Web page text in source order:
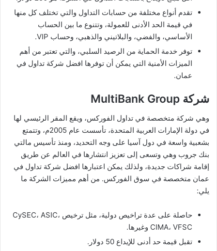
تقدم أنواع مختلفة من حسابات التداول والتي تختلف كل منها
في قيمة الحد الأدنى للعمولة، وتتنوع ما بين الحساب
الأساسي، والفضي، والبلاتيني والذهبي، وحساب VIP.
توفر خدمة الحماية من الرصيد السلبي، والتي تعتبر من أهم
الميزات الأمنية التي يمكن أن توفرها افضل شركة تداول في
عمان.
شركة MultiBank Group
وهي شركة متخصصة في تداول الفوركس، ويقع المقر الرئيسي لها
في دولة الإمارات العربية المتحدة، تأسست عام 2005م، وتتمتع
بشعبية واسعة في دول آسيا على وجه التحديد، ومنذ تأسيس مالتي
بنك جروب وهي وتسعى إلى تعزيز انتشارها في العالم عن طريق
إقامة شراكات جديدة، ولذلك يمكن اعتبارها افضل شركة تداول في
عمان متخصصة في سوق الفوركس. من أهم مميزات الشركة ما
يلي:
حاصلة على عدة تراخيص دولية، مثل ترخيص CySEC، ASIC،
CIMA، VFSC وغيرها.
تقبل قيمة حد أدنى للإيداع 50 دولار.